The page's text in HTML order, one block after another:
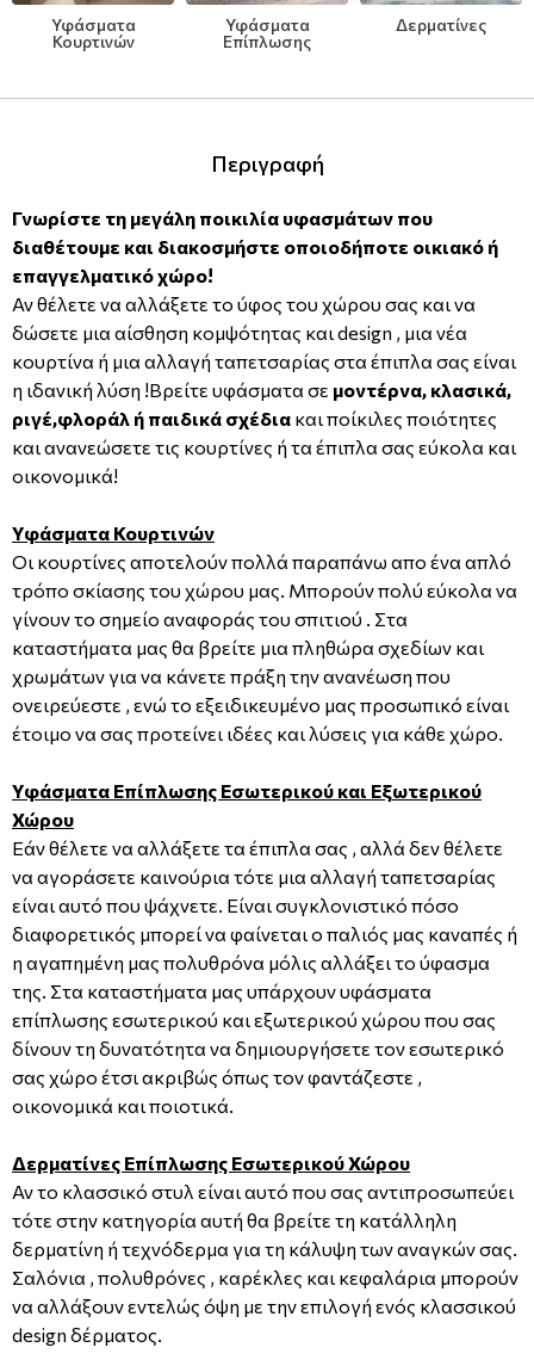
Υφάσματα
Κουρτινών
Υφάσματα
Επίπλωσης
Δερματίνες
Περιγραφή
Γνωρίστε τη μεγάλη ποικιλία υφασμάτων που
διαθέτουμε και διακοσμήστε οποιοδήποτε οικιακό ή
επαγγελματικό χώρο!
Αν θέλετε να αλλάξετε το ύφος του χώρου σας και να
δώσετε μια αίσθηση κομψότητας και design , μια νέα
κουρτίνα ή μια αλλαγή ταπετσαρίας στα έπιπλα σας είναι
η ιδανική λύση !Βρείτε υφάσματα σε μοντέρνα, κλασικά,
ριγέ,φλοράλ ή παιδικά σχέδια και ποίκιλες ποιότητες
και ανανεώσετε τις κουρτίνες ή τα έπιπλα σας εύκολα και
οικονομικά!
Υφάσματα Κουρτινών
Οι κουρτίνες αποτελούν πολλά παραπάνω απο ένα απλό
τρόπο σκίασης του χώρου μας. Μπορούν πολύ εύκολα να
γίνουν το σημείο αναφοράς του σπιτιού . Στα
καταστήματα μας θα βρείτε μια πληθώρα σχεδίων και
χρωμάτων για να κάνετε πράξη την ανανέωση που
ονειρεύεστε , ενώ το εξειδικευμένο μας προσωπικό είναι
έτοιμο να σας προτείνει ιδέες και λύσεις για κάθε χώρο.
Υφάσματα Επίπλωσης Εσωτερικού και Εξωτερικού
Χώρου
Εάν θέλετε να αλλάξετε τα έπιπλα σας , αλλά δεν θέλετε
να αγοράσετε καινούρια τότε μια αλλαγή ταπετσαρίας
είναι αυτό που ψάχνετε. Είναι συγκλονιστικό πόσο
διαφορετικός μπορεί να φαίνεται ο παλιός μας καναπές ή
η αγαπημένη μας πολυθρόνα μόλις αλλάξει το ύφασμα
της. Στα καταστήματα μας υπάρχουν υφάσματα
επίπλωσης εσωτερικού και εξωτερικού χώρου που σας
δίνουν τη δυνατότητα να δημιουργήσετε τον εσωτερικό
σας χώρο έτσι ακριβώς όπως τον φαντάζεστε ,
οικονομικά και ποιοτικά.
Δερματίνες Επίπλωσης Εσωτερικού Χώρου
Αν το κλασσικό στυλ είναι αυτό που σας αντιπροσωπεύει
τότε στην κατηγορία αυτή θα βρείτε τη κατάλληλη
δερματίνη ή τεχνόδερμα για τη κάλυψη των αναγκών σας.
Σαλόνια , πολυθρόνες , καρέκλες και κεφαλάρια μπορούν
να αλλάξουν εντελώς όψη με την επιλογή ενός κλασσικού
design δέρματος.
Μοντέρνες
Μονόχρωμες
Βαφόμενες Ταπετσαρίες
Μπορντούρες
Απομίμηση Δέρματος
Απομίμηση Μέταλλο
Απομίμηση Πλακάκια
Απομίμηση Μωσαικό-Ψηφίδα
Απομίμηση Animal Print
Απομίμηση Τεχνοτροπία
Φλοράλ Ρολοκουρτίνες
Ψηφιακή Εκτύπωση σε Ρολοκουρτίνα